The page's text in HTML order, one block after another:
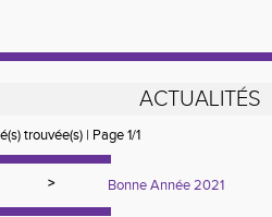
ACTUALITÉS
trouvée(s) | Page 1/1
> Bonne Année 2021